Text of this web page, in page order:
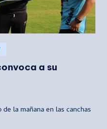
a su
la mañana en las canchas